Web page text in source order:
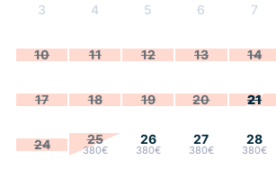
3 4 5 6 7
10 11 12 13 14
17 18 19 20 21
24 25
380€
26
380€
27
380€
28
380€